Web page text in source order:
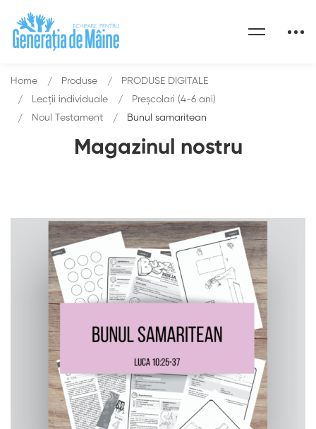
Magazinul nostru
Home Produse
PRODUSE DIGITALE
Lecții individuale
Preșcolari (4-6 ani)
Noul Testament
Bunul samaritean